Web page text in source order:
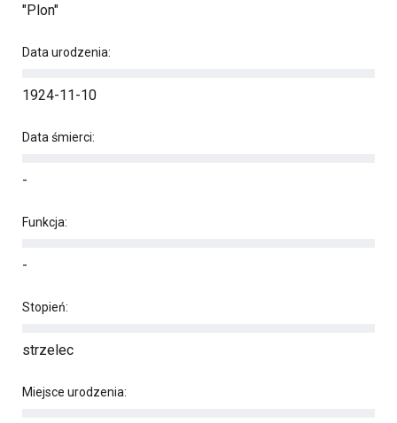
"Plon"
Data urodzenia:
1924-11-10
Data śmierci:
-
Funkcja:
-
Stopień:
strzelec
Miejsce urodzenia: